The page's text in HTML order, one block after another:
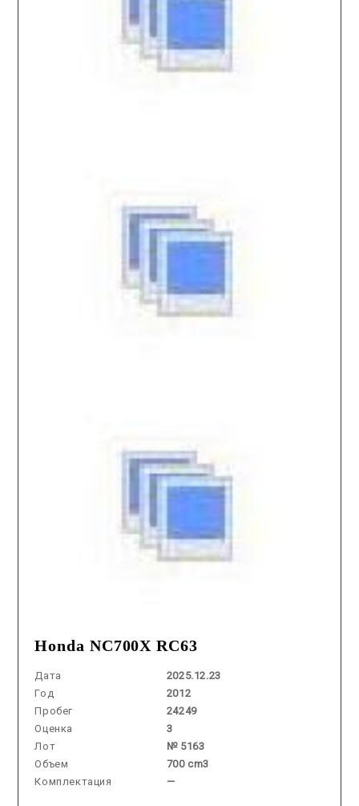
Honda NC700X RC63
Дата
2025.12.23
Год
2012
Пробег
24249
Оценка
3
Лот
№ 5163
Объем
700 cm3
Комплектация
—